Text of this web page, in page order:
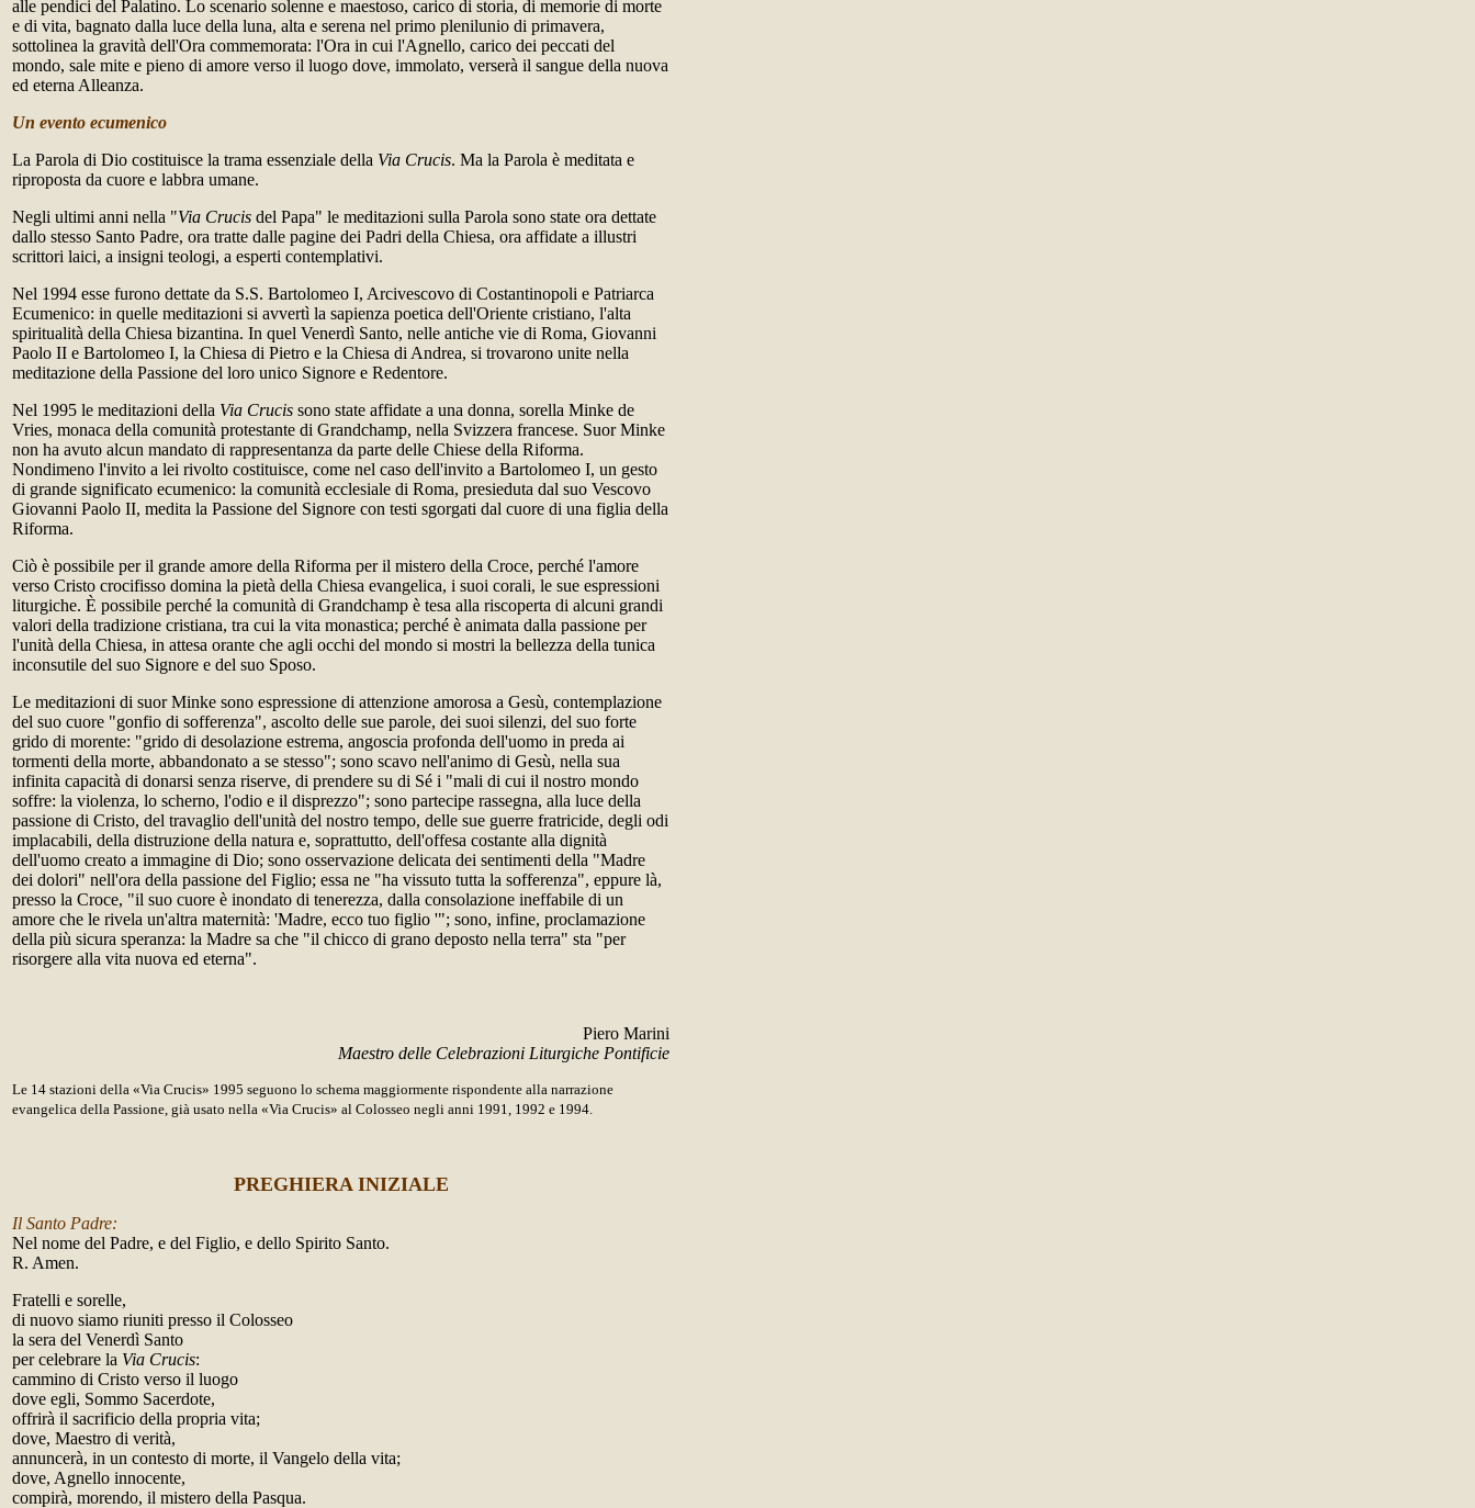
alle pendici del Palatino. Lo scenario solenne e maestoso, carico di storia, di memorie di morte
e di vita, bagnato dalla luce della luna, alta e serena nel primo plenilunio di primavera,
sottolinea la gravità dell'Ora commemorata: l'Ora in cui l'Agnello, carico dei peccati del
mondo, sale mite e pieno di amore verso il luogo dove, immolato, verserà il sangue della nuova
ed eterna Alleanza.
Un evento ecumenico
La Parola di Dio costituisce la trama essenziale della Via Crucis. Ma la Parola è meditata e
riproposta da cuore e labbra umane.
Negli ultimi anni nella "Via Crucis del Papa" le meditazioni sulla Parola sono state ora dettate
dallo stesso Santo Padre, ora tratte dalle pagine dei Padri della Chiesa, ora affidate a illustri
scrittori laici, a insigni teologi, a esperti contemplativi.
Nel 1994 esse furono dettate da S.S. Bartolomeo I, Arcivescovo di Costantinopoli e Patriarca
Ecumenico: in quelle meditazioni si avvertì la sapienza poetica dell'Oriente cristiano, l'alta
spiritualità della Chiesa bizantina. In quel Venerdì Santo, nelle antiche vie di Roma, Giovanni
Paolo II e Bartolomeo I, la Chiesa di Pietro e la Chiesa di Andrea, si trovarono unite nella
meditazione della Passione del loro unico Signore e Redentore.
Nel 1995 le meditazioni della Via Crucis sono state affidate a una donna, sorella Minke de
Vries, monaca della comunità protestante di Grandchamp, nella Svizzera francese. Suor Minke
non ha avuto alcun mandato di rappresentanza da parte delle Chiese della Riforma.
Nondimeno l'invito a lei rivolto costituisce, come nel caso dell'invito a Bartolomeo I, un gesto
di grande significato ecumenico: la comunità ecclesiale di Roma, presieduta dal suo Vescovo
Giovanni Paolo II, medita la Passione del Signore con testi sgorgati dal cuore di una figlia della
Riforma.
Ciò è possibile per il grande amore della Riforma per il mistero della Croce, perché l'amore
verso Cristo crocifisso domina la pietà della Chiesa evangelica, i suoi corali, le sue espressioni
liturgiche. È possibile perché la comunità di Grandchamp è tesa alla riscoperta di alcuni grandi
valori della tradizione cristiana, tra cui la vita monastica; perché è animata dalla passione per
l'unità della Chiesa, in attesa orante che agli occhi del mondo si mostri la bellezza della tunica
inconsutile del suo Signore e del suo Sposo.
Le meditazioni di suor Minke sono espressione di attenzione amorosa a Gesù, contemplazione
del suo cuore "gonfio di sofferenza", ascolto delle sue parole, dei suoi silenzi, del suo forte
grido di morente: "grido di desolazione estrema, angoscia profonda dell'uomo in preda ai
tormenti della morte, abbandonato a se stesso"; sono scavo nell'animo di Gesù, nella sua
infinita capacità di donarsi senza riserve, di prendere su di Sé i "mali di cui il nostro mondo
soffre: la violenza, lo scherno, l'odio e il disprezzo"; sono partecipe rassegna, alla luce della
passione di Cristo, del travaglio dell'unità del nostro tempo, delle sue guerre fratricide, degli odi
implacabili, della distruzione della natura e, soprattutto, dell'offesa costante alla dignità
dell'uomo creato a immagine di Dio; sono osservazione delicata dei sentimenti della "Madre
dei dolori" nell'ora della passione del Figlio; essa ne "ha vissuto tutta la sofferenza", eppure là,
presso la Croce, "il suo cuore è inondato di tenerezza, dalla consolazione ineffabile di un
amore che le rivela un'altra maternità: 'Madre, ecco tuo figlio '"; sono, infine, proclamazione
della più sicura speranza: la Madre sa che "il chicco di grano deposto nella terra" sta "per
risorgere alla vita nuova ed eterna".
Piero Marini
Maestro delle Celebrazioni Liturgiche Pontificie
Le 14 stazioni della «Via Crucis» 1995 seguono lo schema maggiormente rispondente alla narrazione
evangelica della Passione, già usato nella «Via Crucis» al Colosseo negli anni 1991, 1992 e 1994.
PREGHIERA INIZIALE
Il Santo Padre:
Nel nome del Padre, e del Figlio, e dello Spirito Santo.
R. Amen.
Fratelli e sorelle,
di nuovo siamo riuniti presso il Colosseo
la sera del Venerdì Santo
per celebrare la Via Crucis:
cammino di Cristo verso il luogo
dove egli, Sommo Sacerdote,
offrirà il sacrificio della propria vita;
dove, Maestro di verità,
annuncerà, in un contesto di morte, il Vangelo della vita;
dove, Agnello innocente,
compirà, morendo, il mistero della Pasqua.